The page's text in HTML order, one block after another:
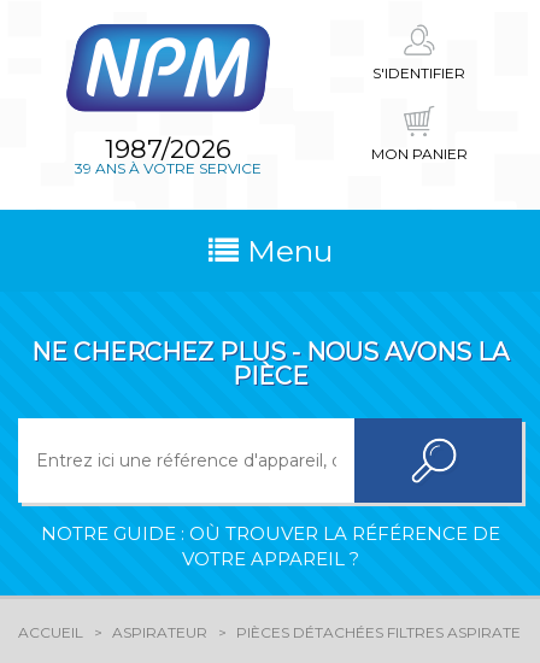
1987/2026
39 ANS À VOTRE SERVICE
S'IDENTIFIER
MON PANIER
Menu
NE CHERCHEZ PLUS - NOUS AVONS LA
PIÈCE
NOTRE GUIDE : OÙ TROUVER LA RÉFÉRENCE DE
VOTRE APPAREIL ?
ACCUEIL ASPIRATEUR PIÈCES DÉTACHÉES FILTRES